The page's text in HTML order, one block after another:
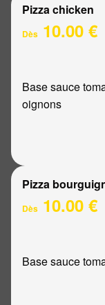
Pizza chicken
Dès 10.00 €
Base sauce
oignons
Pizza
Dès 10.00 €
Base sauce